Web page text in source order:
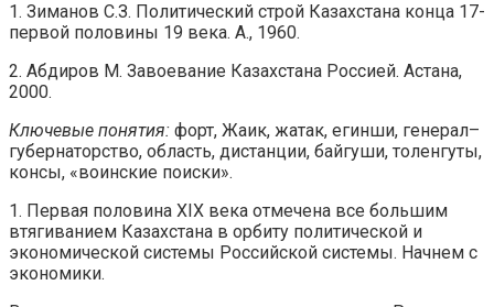
1. Зиманов С.З. Политический строй Казахстана конца 17-
первой половины 19 века. А., 1960.
2. Абдиров М. Завоевание Казахстана Россией. Астана,
2000.
Ключевые понятия: форт, Жаик, жатак, егинши, генерал–
губернаторство, область, дистанции, байгуши, толенгуты,
консы, «воинские поиски».
1. Первая половина XIX века отмечена все большим
втягиванием Казахстана в орбиту политической и
экономической системы Российской системы. Начнем с
экономики.